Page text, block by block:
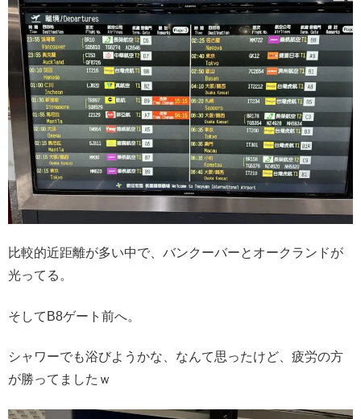
比較的近距離が多い中で、バンクーバーとオークランドが
光ってる。
そしてB8ゲート前へ。
シャワーでも浴びようかな、なんて思ったけど、疲労の方
が勝ってましたｗ